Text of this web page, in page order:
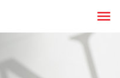
menu